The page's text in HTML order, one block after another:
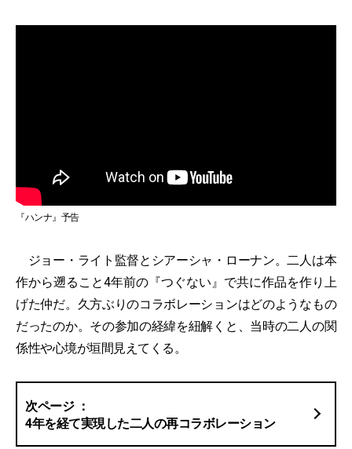
『ハンナ』予告
ジョー・ライト監督とシアーシャ・ローナン。二人は本
作から遡ること4年前の『つぐない』で共に作品を作り上
げた仲だ。久方ぶりのコラボレーションはどのようなもの
だったのか。その参加の経緯を紐解くと、当時の二人の関
係性や心境が垣間見えてくる。
4年を経て実現した二人の再コラボレーション